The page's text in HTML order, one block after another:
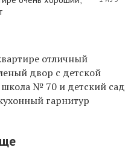
отличный
двор с детской
№ 70 и детский сад
гарнитур